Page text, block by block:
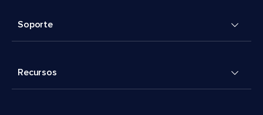
Soporte
Recursos